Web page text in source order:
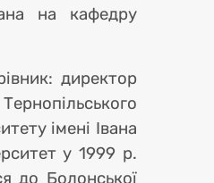
на кафедру
директор
імені Івана
у 1999 р.
до Болонської